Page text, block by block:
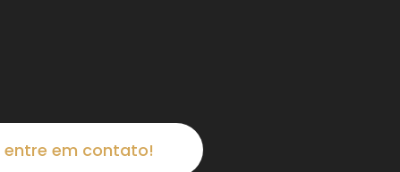
entre em contato!